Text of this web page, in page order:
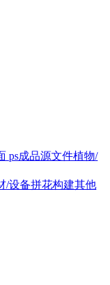
ps成品源文件植物/
/设备拼花构建其他